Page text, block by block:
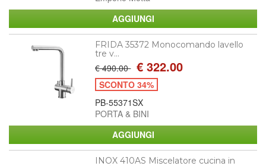
FRIDA 35372 Monocomando lavello
tre v...
€ 490.00 € 322.00
SCONTO 34%
PB-55371SX
PORTA & BINI
INOX 410AS Miscelatore cucina in